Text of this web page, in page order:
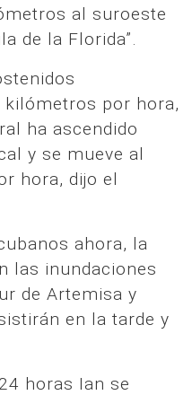
al suroeste
de la Florida”.
kilómetros por hora,
ha ascendido
y se mueve al
hora, dijo el
ahora, la
las inundaciones
de Artemisa y
en la tarde y
horas Ian se